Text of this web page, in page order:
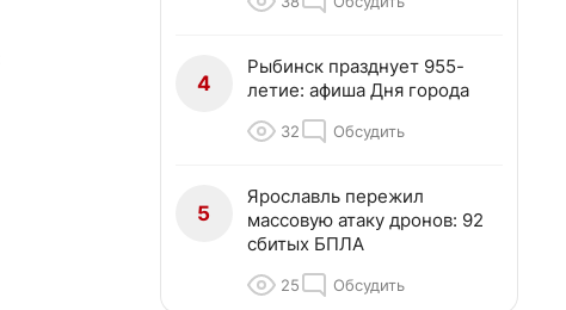
4
Рыбинск празднует 955-
летие: афиша Дня города
32 Обсудить
5
Ярославль пережил
массовую атаку дронов: 92
сбитых БПЛА
25 Обсудить